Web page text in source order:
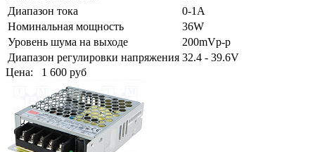
Диапазон тока
0-1A
Номинальная мощность
36W
Уровень шума на выходе
200mVp-p
Диапазон регулировки напряжения 32.4 - 39.6V
Цена: 1 600 руб